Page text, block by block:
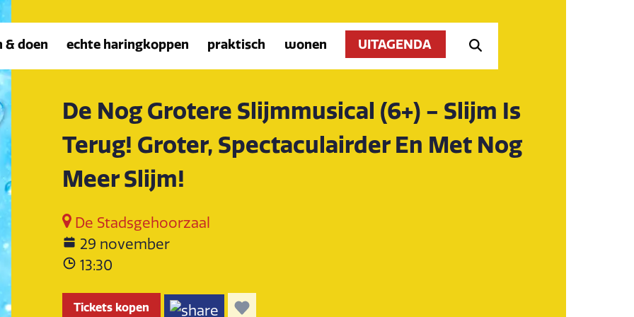
& doen echte haringkoppen praktisch wonen UITAGENDA
De Nog Grotere Slijmmusical (6+) - Slijm Is
Terug! Groter, Spectaculairder En Met Nog
Meer Slijm!
De Stadsgehoorzaal
29 november
13:30
Tickets kopen